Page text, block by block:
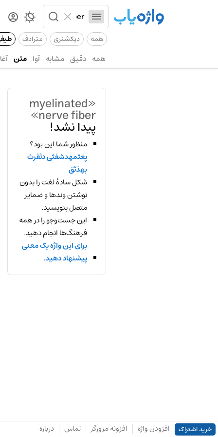
همه دیکشنری مترادف
همه دقیق مشابه آوا متن
«myelinated
nerve fiber»
پیدا نشد!
منظور شما این بود؟
پغثمهدشفثی دثقرث
بهذثق
شکل سادهٔ لغت را بدون
نوشتن وندها و ضمایر
متصل بنویسید.
این جست‌وجو را در همه
فرهنگ‌ها انجام دهید.
برای این واژه یک معنی
پیشنهاد دهید.
خرید اشتراک افزودن واژه افزونه مرورگر تماس درباره